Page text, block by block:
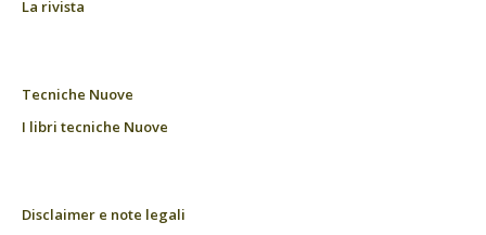
La rivista
Tecniche Nuove
I libri tecniche Nuove
Disclaimer e note legali